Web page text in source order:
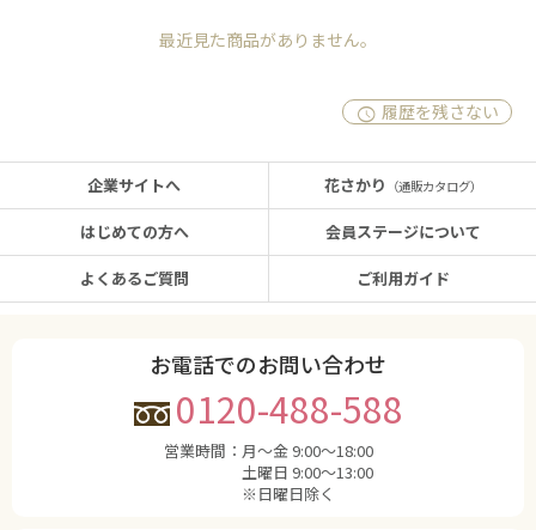
最近見た商品がありません。
履歴を残さない
企業サイトへ
はじめての方へ
よくあるご質問
花さかり （通販カタログ）
会員ステージについて
ご利用ガイド
お電話でのお問い合わせ
0120-488-588
営業時間： 月〜金 9:00〜18:00
土曜日 9:00〜13:00
※日曜日除く